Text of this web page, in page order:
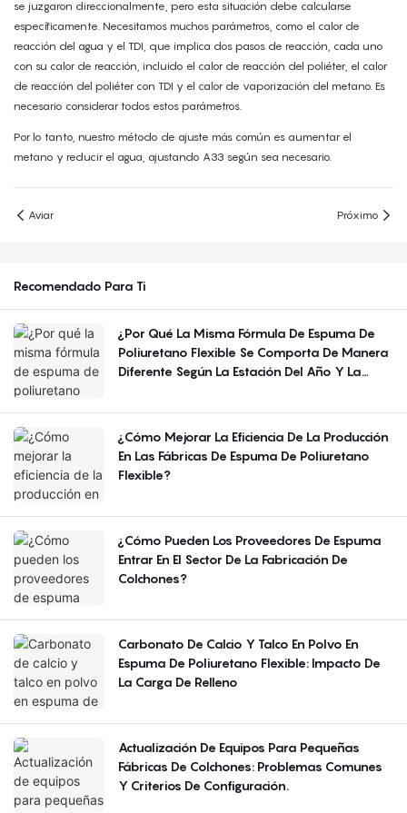
se juzgaron direccionalmente, pero esta situación debe calcularse
específicamente. Necesitamos muchos parámetros, como el calor de
reacción del agua y el TDI, que implica dos pasos de reacción, cada uno
con su calor de reacción, incluido el calor de reacción del poliéter, el calor
de reacción del poliéter con TDI y el calor de vaporización del metano. Es
necesario considerar todos estos parámetros.
Por lo tanto, nuestro método de ajuste más común es aumentar el
metano y reducir el agua, ajustando A33 según sea necesario.
Aviar Próximo
Recomendado Para Ti
¿Por Qué La Misma Fórmula De Espuma De
Poliuretano Flexible Se Comporta De Manera
Diferente Según La Estación Del Año Y La
¿Cómo Mejorar La Eficiencia De La Producción
En Las Fábricas De Espuma De Poliuretano
Flexible?
¿Cómo Pueden Los Proveedores De Espuma
Entrar En El Sector De La Fabricación De
Colchones?
Carbonato De Calcio Y Talco En Polvo En
Espuma De Poliuretano Flexible: Impacto De
La Carga De Relleno
Actualización De Equipos Para Pequeñas
Fábricas De Colchones: Problemas Comunes
Y Criterios De Configuración.